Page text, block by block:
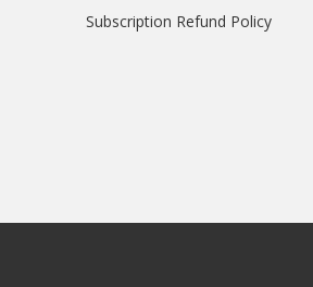
Subscription Refund Policy